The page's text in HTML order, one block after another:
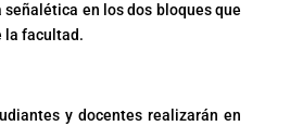
señalética en los dos bloques que
la facultad.
y docentes realizarán en